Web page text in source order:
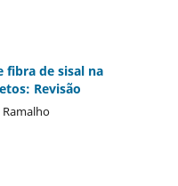
fibra de sisal na
Revisão